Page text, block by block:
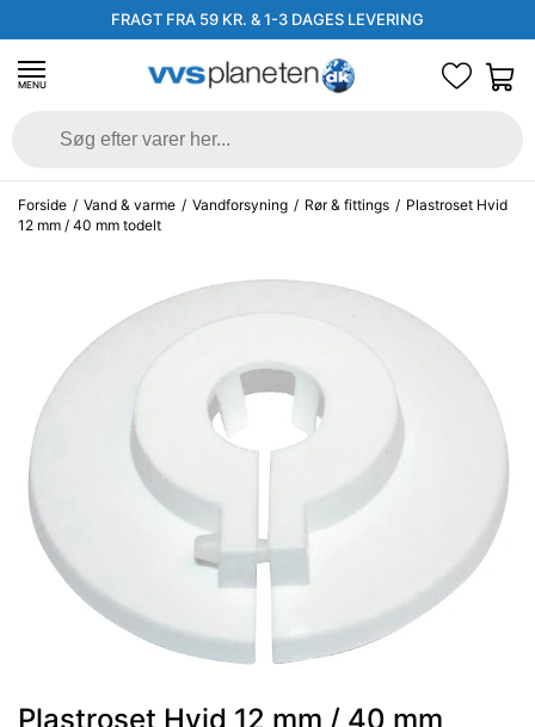
FRAGT FRA 59 KR. & 1-3 DAGES LEVERING
MENU
Forside / Vand & varme / Vandforsyning / Rør & fittings / Plastroset Hvid
12 mm / 40 mm todelt
Plastroset Hvid 12 mm / 40 mm